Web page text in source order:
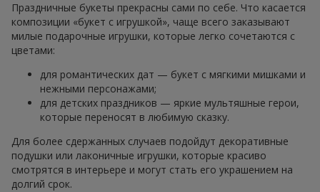
Праздничные букеты прекрасны сами по себе. Что касается
композиции «букет с игрушкой», чаще всего заказывают
милые подарочные игрушки, которые легко сочетаются с
цветами:
для романтических дат — букет с мягкими мишками и
нежными персонажами;
для детских праздников — яркие мультяшные герои,
которые переносят в любимую сказку.
Для более сдержанных случаев подойдут декоративные
подушки или лаконичные игрушки, которые красиво
смотрятся в интерьере и могут стать его украшением на
долгий срок.